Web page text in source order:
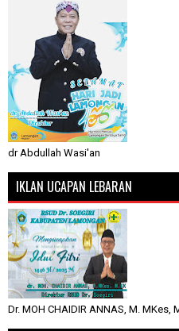
dr Abdullah Wasi'an
IKLAN UCAPAN LEBARAN
Dr. MOH CHAIDIR ANNAS, M. MKes,